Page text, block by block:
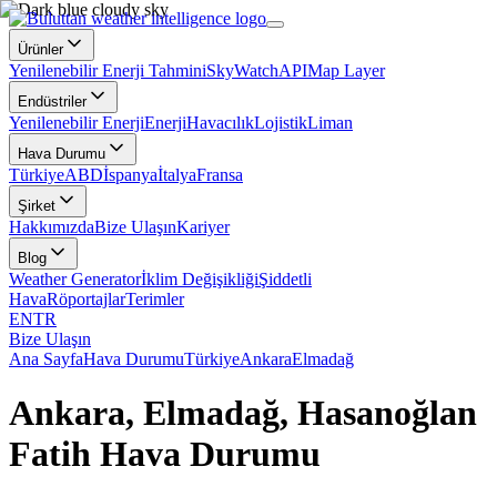
Ürünler
Yenilenebilir Enerji TahminiSkyWatchAPIMap Layer
Endüstriler
Yenilenebilir EnerjiEnerjiHavacılıkLojistikLiman
Hava Durumu
TürkiyeABDİspanyaİtalyaFransa
Şirket
HakkımızdaBize UlaşınKariyer
Blog
Weather Generatorİklim DeğişikliğiŞiddetli
HavaRöportajlarTerimler
ENTR
Bize Ulaşın
Ana SayfaHava DurumuTürkiyeAnkaraElmadağ
Ankara, Elmadağ, Hasanoğlan
Fatih Hava Durumu